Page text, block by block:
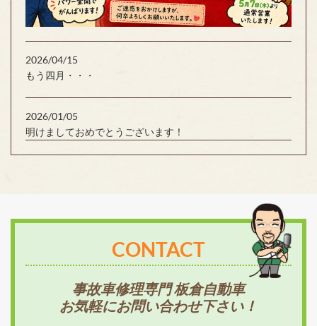
2026/04/15
もう四月・・・
2026/01/05
明けましておめでとうございます！
CONTACT
事故車修理専門 板倉自動車
お気軽にお問い合わせ下さい！